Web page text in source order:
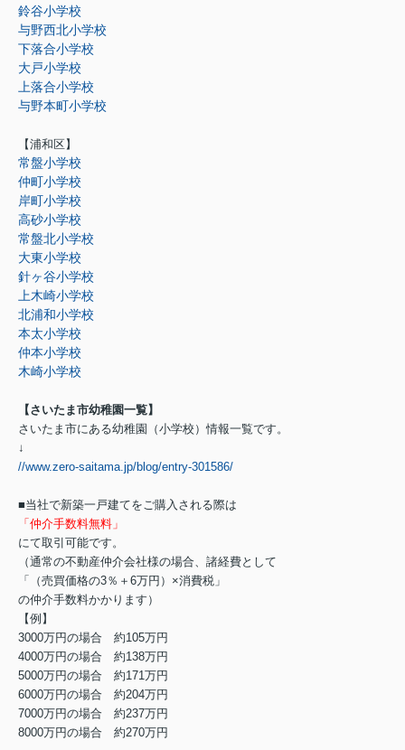
鈴谷小学校
与野西北小学校
下落合小学校
大戸小学校
上落合小学校
与野本町小学校
【浦和区】
常盤小学校
仲町小学校
岸町小学校
高砂小学校
常盤北小学校
大東小学校
針ヶ谷小学校
上木崎小学校
北浦和小学校
本太小学校
仲本小学校
木崎小学校
【さいたま市幼稚園一覧】
さいたま市にある幼稚園（小学校）情報一覧です。
↓
//www.zero-saitama.jp/blog/entry-301586/
■当社で新築一戸建てをご購入される際は
「仲介手数料無料」
にて取引可能です。
（通常の不動産仲介会社様の場合、諸経費として
「（売買価格の3％＋6万円）×消費税」
の仲介手数料かかります）
【例】
3000万円の場合 約105万円
4000万円の場合 約138万円
5000万円の場合 約171万円
6000万円の場合 約204万円
7000万円の場合 約237万円
8000万円の場合 約270万円